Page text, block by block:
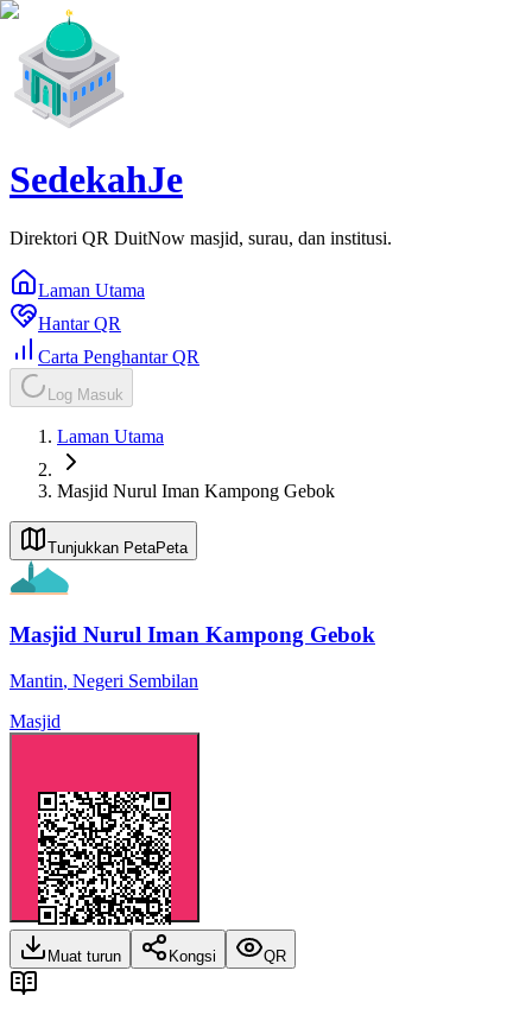
SedekahJe
Direktori QR DuitNow masjid, surau, dan institusi.
Laman Utama
Hantar QR
Carta Penghantar QR
Log Masuk
Laman Utama
Masjid Nurul Iman Kampong Gebok
Tunjukkan PetaPeta
Masjid Nurul Iman Kampong Gebok
Mantin, Negeri Sembilan
Masjid
Muat turun Kongsi QR